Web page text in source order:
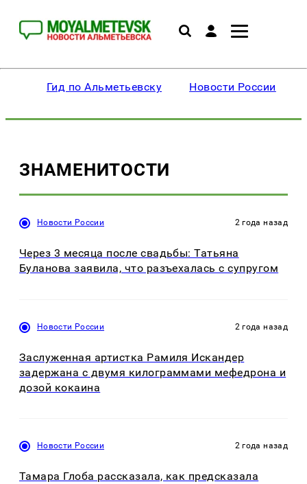
Гид по Альметьевску Новости России
ЗНАМЕНИТОСТИ
Новости России 2 года назад
Через 3 месяца после свадьбы: Татьяна
Буланова заявила, что разъехалась с супругом
Новости России 2 года назад
Заслуженная артистка Рамиля Искандер
задержана с двумя килограммами мефедрона и
дозой кокаина
Новости России 2 года назад
Тамара Глоба рассказала, как предсказала